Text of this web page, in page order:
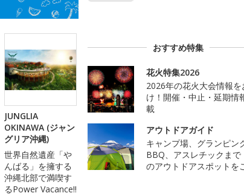
JUNGLIA
OKINAWA (ジャン
グリア沖縄)
世界自然遺産「や
んばる」を擁する
沖縄北部で満喫す
るPower Vacance!!
おすすめ特集
花火特集2026
2026年の花火大会情報を
け！開催・中止・延期情
載
アウトドアガイド
キャンプ場、グランピン
BBQ、アスレチックまで
のアウトドアスポットを